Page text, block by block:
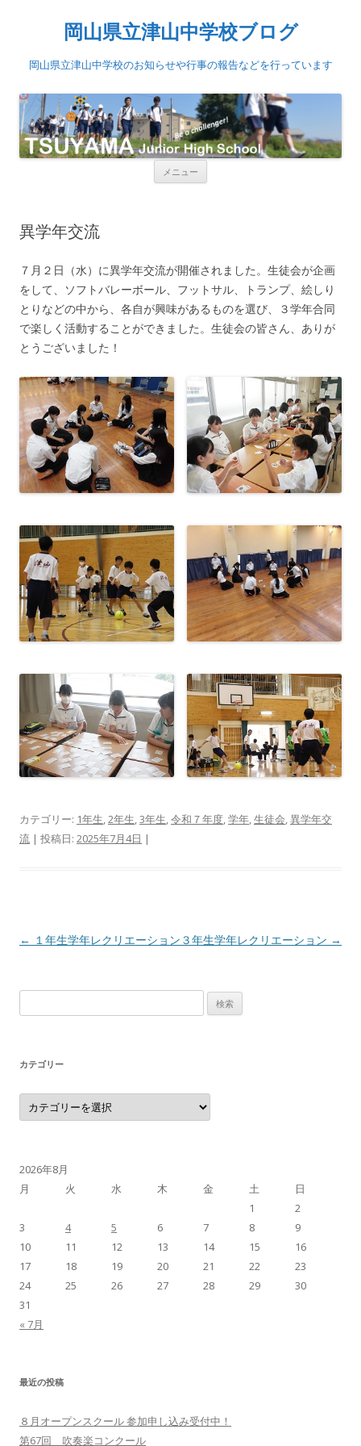
岡山県立津山中学校ブログ
岡山県立津山中学校のお知らせや行事の報告などを行っています
メニュー
異学年交流
７月２日（水）に異学年交流が開催されました。生徒会が企画
をして、ソフトバレーボール、フットサル、トランプ、絵しり
とりなどの中から、各自が興味があるものを選び、３学年合同
で楽しく活動することができました。生徒会の皆さん、ありが
とうございました！
カテゴリー: 1年生,2年生,3年生,令和７年度,学年,生徒会,異学年交
流 | 投稿日: 2025年7月4日 |
投稿ナビゲーション
← １年生学年レクリエーション ３年生学年レクリエーション →
カテゴリー
カテゴリー
2026年8月
月
火 水 木 金 土 日
« 7月
1
2
3
4 5 6 7 8
9
10
11 12 13 14 15
16
17
18 19 20 21 22
23
24
25 26 27 28 29
30
31
最近の投稿
８月オープンスクール 参加申し込み受付中！
第67回 吹奏楽コンクール